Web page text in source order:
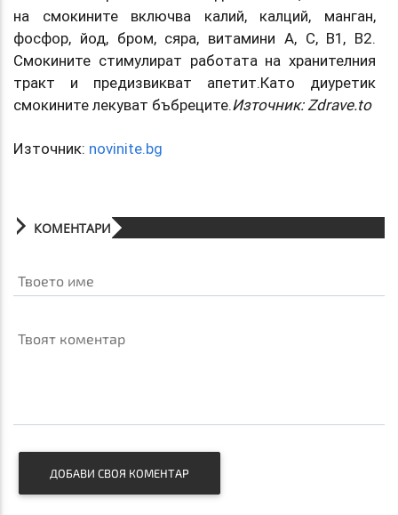
на смокините включва калий, калций, манган,
фосфор, йод, бром, сяра, витамини А, С, В1, В2.
Смокините стимулират работата на хранителния
тракт и предизвикват апетит.Като диуретик
смокините лекуват бъбреците.Източник: Zdrave.to
Източник: novinite.bg
КОМЕНТАРИ
Твоето име
Твоят коментар
ДОБАВИ СВОЯ КОМЕНТАР